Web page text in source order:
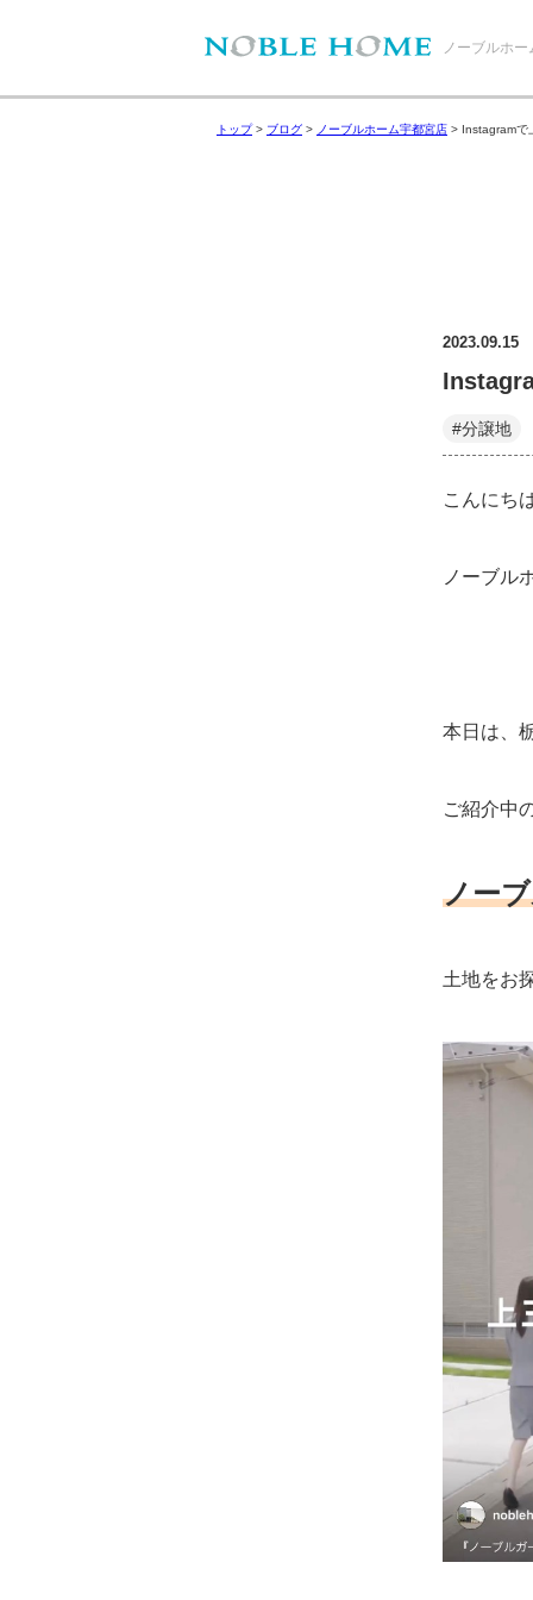
ノーブルホ
トップ> ブログ > ノーブルホーム宇都宮店 > Instagramで
2023.09.15
#分譲地
こんにち
ノーブル
本日は、
ご紹介中
ノー
土地をお